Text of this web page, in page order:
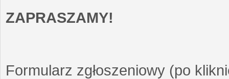
ZAPRASZAMY!
Formularz zgłoszeniowy (po